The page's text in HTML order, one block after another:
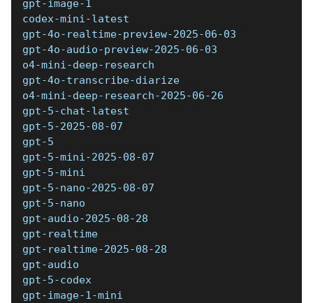
gpt-image-1
codex-mini-latest
gpt-4o-realtime-preview-2025-06-03
gpt-4o-audio-preview-2025-06-03
o4-mini-deep-research
gpt-4o-transcribe-diarize
o4-mini-deep-research-2025-06-26
gpt-5-chat-latest
gpt-5-2025-08-07
gpt-5
gpt-5-mini-2025-08-07
gpt-5-mini
gpt-5-nano-2025-08-07
gpt-5-nano
gpt-audio-2025-08-28
gpt-realtime
gpt-realtime-2025-08-28
gpt-audio
gpt-5-codex
gpt-image-1-mini